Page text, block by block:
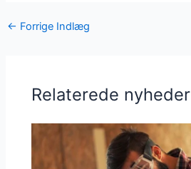
← Forrige Indlæg
Relaterede nyheder